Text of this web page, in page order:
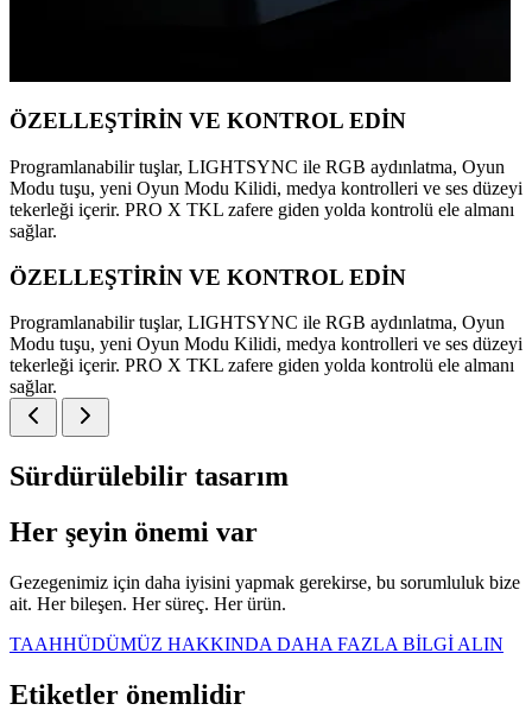
ÖZELLEŞTİRİN VE KONTROL EDİN
Programlanabilir tuşlar, LIGHTSYNC ile RGB aydınlatma, Oyun
Modu tuşu, yeni Oyun Modu Kilidi, medya kontrolleri ve ses düzeyi
tekerleği içerir. PRO X TKL zafere giden yolda kontrolü ele almanı
sağlar.
ÖZELLEŞTİRİN VE KONTROL EDİN
Programlanabilir tuşlar, LIGHTSYNC ile RGB aydınlatma, Oyun
Modu tuşu, yeni Oyun Modu Kilidi, medya kontrolleri ve ses düzeyi
tekerleği içerir. PRO X TKL zafere giden yolda kontrolü ele almanı
sağlar.
Sürdürülebilir tasarım
Her şeyin önemi var
Gezegenimiz için daha iyisini yapmak gerekirse, bu sorumluluk bize
ait. Her bileşen. Her süreç. Her ürün.
TAAHHÜDÜMÜZ HAKKINDA DAHA FAZLA BİLGİ ALIN
Etiketler önemlidir